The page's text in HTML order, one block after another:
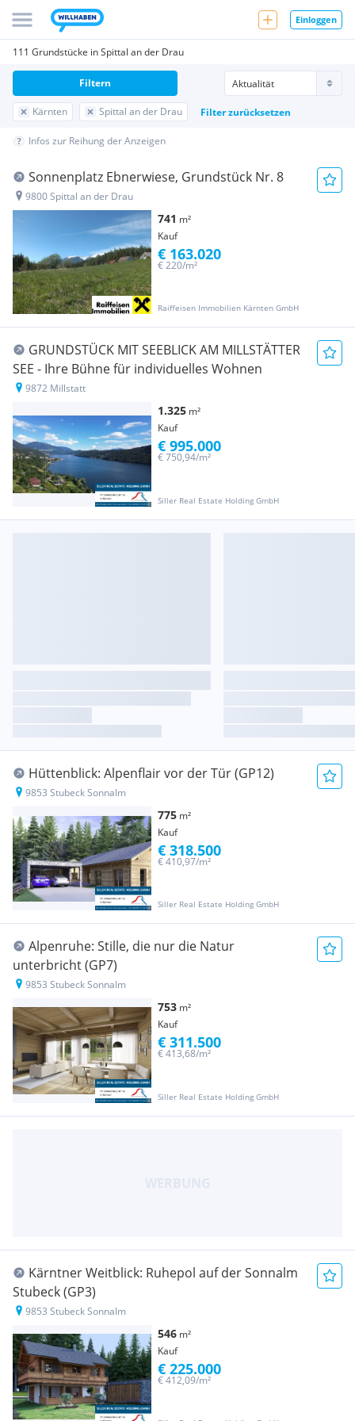
Einloggen
111 Grundstücke in Spittal an der Drau
Kärnten Spittal an der Drau Filter zurücksetzen
Filtern
Infos zur Reihung der Anzeigen
Sonnenplatz Ebnerwiese, Grundstück Nr. 8
9800 Spittal an der Drau
741 m²
Kauf
Raiffeisen Immobilien Kärnten GmbH
€ 220/m²
€ 163.020
GRUNDSTÜCK MIT SEEBLICK AM MILLSTÄTTER
SEE - Ihre Bühne für individuelles Wohnen
9872 Millstatt
1.325 m²
Kauf
Siller Real Estate Holding GmbH
€ 750,94/m²
€ 995.000
Hüttenblick: Alpenflair vor der Tür (GP12)
9853 Stubeck Sonnalm
775 m²
Kauf
Siller Real Estate Holding GmbH
€ 410,97/m²
€ 318.500
Alpenruhe: Stille, die nur die Natur
unterbricht (GP7)
9853 Stubeck Sonnalm
753 m²
Kauf
Siller Real Estate Holding GmbH
€ 413,68/m²
€ 311.500
Kärntner Weitblick: Ruhepol auf der Sonnalm
Stubeck (GP3)
9853 Stubeck Sonnalm
546 m²
Kauf
€ 412,09/m²
€ 225.000